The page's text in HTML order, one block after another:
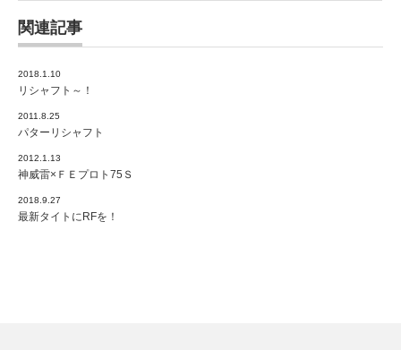
関連記事
2018.1.10
リシャフト～！
2011.8.25
パターリシャフト
2012.1.13
神威雷×ＦＥプロト75Ｓ
2018.9.27
最新タイトにRFを！